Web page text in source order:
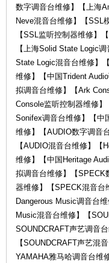
数字调音台维修】【上海
Neve混音台维修】【SSL
【SSL监听控制器维修】
【上海Solid State Logic
State Logic混音台维修】
维修】【中国Trident
拟调音台维修】【Ark
Console监听控制器维修
Sonifex调音台维修】【中
维修】【AUDIO数字调音
【AUDIO混音台维修】
维修】【中国Heritage
拟调音台维修】【SPECK
器维修】【SPECK混音台
Dangerous Music调音台
Music混音台维修】【
SOUNDCRAFT声艺调音
【SOUNDCRAFT声艺混
YAMAHA雅马哈调音台维